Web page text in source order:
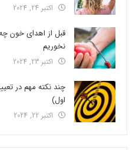
اکتبر 24, 2024
قبل از اهدای خون
نخوریم
اکتبر 23, 2024
چند نکته مهم در
اول)
اکتبر 22, 2024